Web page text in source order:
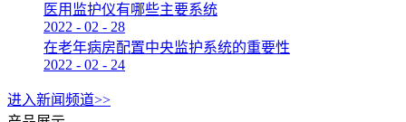
医用监护仪有哪些主要系统
2022 - 02 - 28
在老年病房配置中央监护系统的重要性
2022 - 02 - 24
进入新闻频道>>